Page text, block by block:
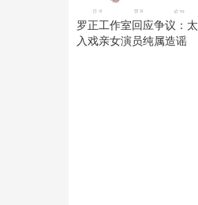
罗正工作室回应争议：太
入戏亲女演员纯属造谣